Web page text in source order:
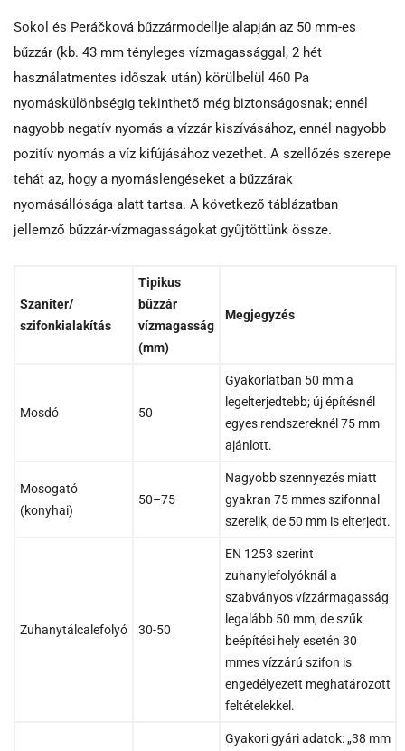
Sokol és Peráčková bűzzármodellje alapján az 50 mm-es
bűzzár (kb. 43 mm tényleges vízmagassággal, 2 hét
használatmentes időszak után) körülbelül 460 Pa
nyomáskülönbségig tekinthető még biztonságosnak; ennél
nagyobb negatív nyomás a vízzár kiszívásához, ennél nagyobb
pozitív nyomás a víz kifújásához vezethet. A szellőzés szerepe
tehát az, hogy a nyomáslengéseket a bűzzárak
nyomásállósága alatt tartsa. A következő táblázatban
jellemző bűzzár-vízmagasságokat gyűjtöttünk össze.
Szaniter/
szifonkialakítás
Tipikus
bűzzár
vízmagasság
(mm)
Megjegyzés
Mosdó 50
Gyakorlatban 50 mm a
legelterjedtebb; új építésnél
egyes rendszereknél 75 mm
ajánlott.
Mosogató
(konyhai)
50–75
Nagyobb szennyezés miatt
gyakran 75 mmes szifonnal
szerelik, de 50 mm is elterjedt.
Zuhanytálcalefolyó 30-50
EN 1253 szerint
zuhanylefolyóknál a
szabványos vízzármagasság
legalább 50 mm, de szűk
beépítési hely esetén 30
mmes vízzárú szifon is
engedélyezett meghatározott
feltételekkel.
Gyakori gyári adatok: „38 mm